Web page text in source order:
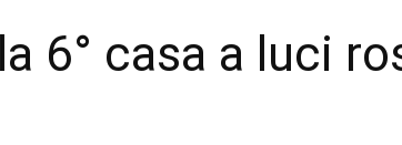
6° casa a luci